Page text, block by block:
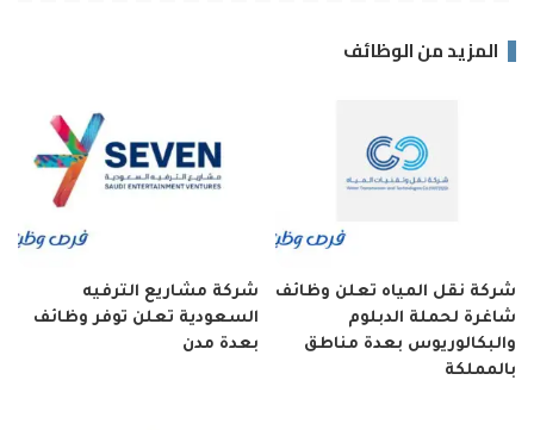
المزيد من الوظائف
شركة نقل المياه تعلن وظائف
شاغرة لحملة الدبلوم
والبكالوريوس بعدة مناطق
بالمملكة
شركة مشاريع الترفيه
السعودية تعلن توفر وظائف
بعدة مدن